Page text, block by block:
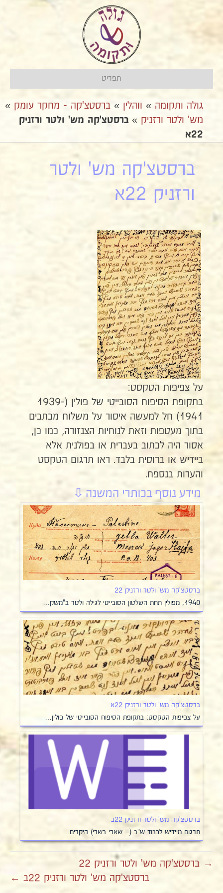
תפריט
גולה ותקומה » ווהלין » ברסטצ'קה - מחקר עומק »
מש' ולטר ורזניק »ברסטצ'קה מש' ולטר ורזניק
22א
ברסטצ'קה מש' ולטר
ורזניק 22א
על צפיפות הטקסט:
בתקופת הסיפוח הסובייטי של פולין (1939-
1941) חל למעשה איסור על משלוח מכתבים
בתוך מעטפות וזאת לנוחיות הצנזורה, כמו כן,
אסור היה לכתוב בעברית או בפולנית אלא
ביידיש או ברוסית בלבד. ראו תרגום הטקסט
והערות בנספח.
ברסטצ'קה מש' ולטר ורזניק 22
1940, מפולין תחת השלטון הסובייטי לגילה ולטר ב"משק…
ברסטצ'קה מש' ולטר ורזניק 22א
על צפיפות הטקסט: בתקופת הסיפוח הסובייטי של פולין…
ברסטצ'קה מש' ולטר ורזניק 22ב
תרגום מיידיש לכבוד ש"ב (= שארי בשרי) היקרים…
→ ברסטצ'קה מש' ולטר ורזניק 22
ברסטצ'קה מש' ולטר ורזניק 22ב ←